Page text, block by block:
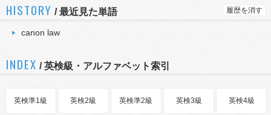
HISTORY /最近見た単語 履歴を消す
canon law
INDEX / 英検級・アルファベット索引
英検準1級 英検2級 英検準2級 英検3級 英検4級